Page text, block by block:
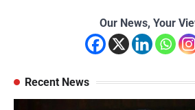
Our News, Your
Recent News